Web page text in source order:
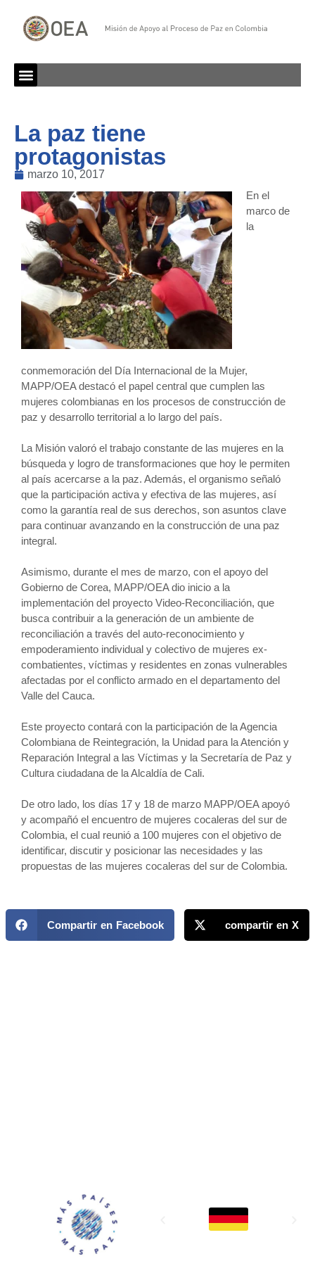
La paz tiene
protagonistas
marzo 10, 2017
En el
marco de
la
conmemoración del Día Internacional de la Mujer,
MAPP/OEA destacó el papel central que cumplen las
mujeres colombianas en los procesos de construcción de
paz y desarrollo territorial a lo largo del país.
La Misión valoró el trabajo constante de las mujeres en la
búsqueda y logro de transformaciones que hoy le permiten
al país acercarse a la paz. Además, el organismo señaló
que la participación activa y efectiva de las mujeres, así
como la garantía real de sus derechos, son asuntos clave
para continuar avanzando en la construcción de una paz
integral.
Asimismo, durante el mes de marzo, con el apoyo del
Gobierno de Corea, MAPP/OEA dio inicio a la
implementación del proyecto Video-Reconciliación, que
busca contribuir a la generación de un ambiente de
reconciliación a través del auto-reconocimiento y
empoderamiento individual y colectivo de mujeres ex-
combatientes, víctimas y residentes en zonas vulnerables
afectadas por el conflicto armado en el departamento del
Valle del Cauca.
Este proyecto contará con la participación de la Agencia
Colombiana de Reintegración, la Unidad para la Atención y
Reparación Integral a las Víctimas y la Secretaría de Paz y
Cultura ciudadana de la Alcaldía de Cali.
De otro lado, los días 17 y 18 de marzo MAPP/OEA apoyó
y acompañó el encuentro de mujeres cocaleras del sur de
Colombia, el cual reunió a 100 mujeres con el objetivo de
identificar, discutir y posicionar las necesidades y las
propuestas de las mujeres cocaleras del sur de Colombia.
Compartir en Facebook compartir en X